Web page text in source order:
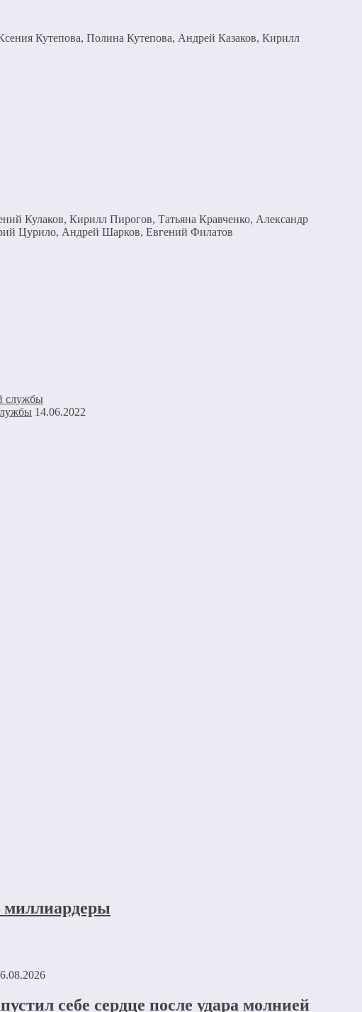
Кутепова, Полина Кутепова, Андрей Казаков, Кирилл
Кулаков, Кирилл Пирогов, Татьяна Кравченко, Александр
Цурило, Андрей Шарков, Евгений Филатов
14.06.2022
миллиардеры
себе сердце после удара молнией